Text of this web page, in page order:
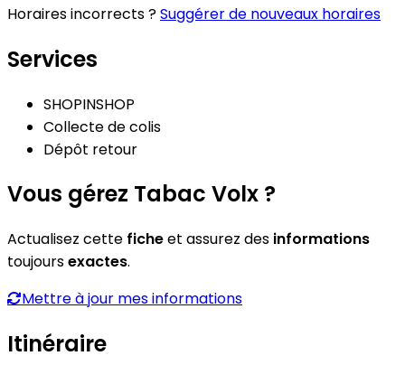
Horaires incorrects ?Suggérer de nouveaux horaires
Services
SHOPINSHOP
Collecte de colis
Dépôt retour
Vous gérez Tabac Volx ?
Actualisez cette ficheet assurez des informations
toujoursexactes.
Mettre à jour mes informations
Itinéraire